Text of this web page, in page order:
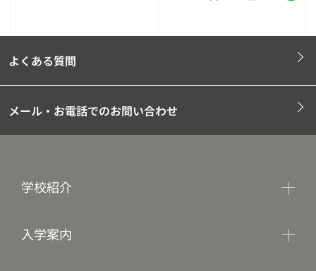
よくある質問
メール・お電話でのお問い合わせ
学校紹介
入学案内